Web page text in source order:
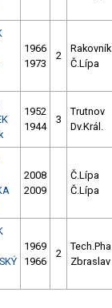
1966
1973
2
Rakovník
Č.Lípa
1952
1944
3
Trutnov
Dv.Král.
2008
2009
Č.Lípa
Č.Lípa
1969
1966
2
Tech.Pha
Zbraslav